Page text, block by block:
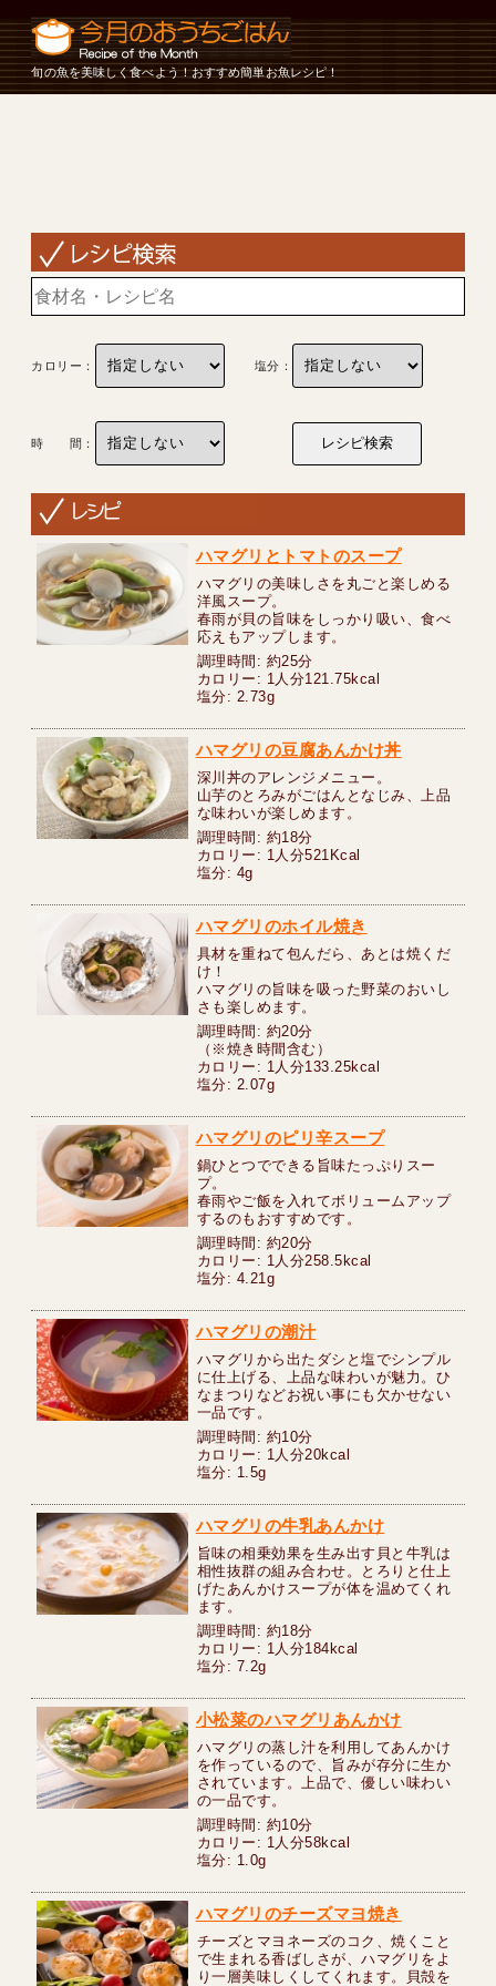
旬の魚を美味しく食べよう！おすすめ簡単お魚レシピ！
カロリー： 塩分：
時 間：
ハマグリとトマトのスープ
ハマグリの美味しさを丸ごと楽しめる
洋風スープ。
春雨が貝の旨味をしっかり吸い、食べ
応えもアップします。
調理時間: 約25分
カロリー: 1人分121.75kcal
塩分: 2.73g
ハマグリの豆腐あんかけ丼
深川丼のアレンジメニュー。
山芋のとろみがごはんとなじみ、上品
な味わいが楽しめます。
調理時間: 約18分
カロリー: 1人分521Kcal
塩分: 4g
ハマグリのホイル焼き
具材を重ねて包んだら、あとは焼くだ
け！
ハマグリの旨味を吸った野菜のおいし
さも楽しめます。
調理時間: 約20分
（※焼き時間含む）
カロリー: 1人分133.25kcal
塩分: 2.07g
ハマグリのピリ辛スープ
鍋ひとつでできる旨味たっぷりスー
プ。
春雨やご飯を入れてボリュームアップ
するのもおすすめです。
調理時間: 約20分
カロリー: 1人分258.5kcal
塩分: 4.21g
ハマグリの潮汁
ハマグリから出たダシと塩でシンプル
に仕上げる、上品な味わいが魅力。ひ
なまつりなどお祝い事にも欠かせない
一品です。
調理時間: 約10分
カロリー: 1人分20kcal
塩分: 1.5g
ハマグリの牛乳あんかけ
旨味の相乗効果を生み出す貝と牛乳は
相性抜群の組み合わせ。とろりと仕上
げたあんかけスープが体を温めてくれ
ます。
調理時間: 約18分
カロリー: 1人分184kcal
塩分: 7.2g
小松菜のハマグリあんかけ
ハマグリの蒸し汁を利用してあんかけ
を作っているので、旨みが存分に生か
されています。上品で、優しい味わい
の一品です。
調理時間: 約10分
カロリー: 1人分58kcal
塩分: 1.0g
ハマグリのチーズマヨ焼き
チーズとマヨネーズのコク、焼くこと
で生まれる香ばしさが、ハマグリをよ
り一層美味しくしてくれます。貝殻を